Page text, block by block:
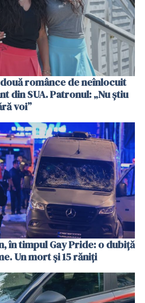
românce de neînlocuit
din SUA. Patronul: „Nu știu
voi”
în timpul Gay Pride: o dubiță
Un mort și 15 răniți